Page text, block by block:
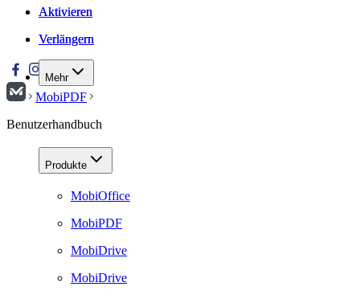
Aktivieren
Verlängern
Mehr
Aktivieren
Verlängern
MobiPDF
Benutzerhandbuch
Produkte
MobiOffice
MobiPDF
MobiDrive
MobiDrive